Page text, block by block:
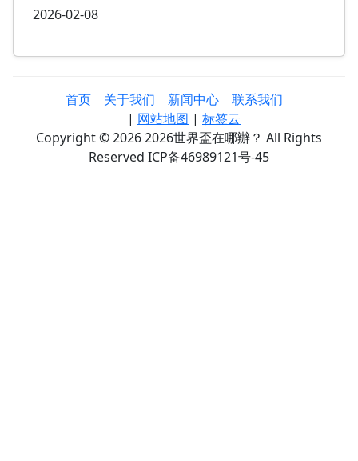
2026-02-08
首页 关于我们 新闻中心
联系我们
| 网站地图 | 标签云
Copyright © 2026 2026世界盃在哪辦？ All Rights
Reserved ICP备46989121号-45